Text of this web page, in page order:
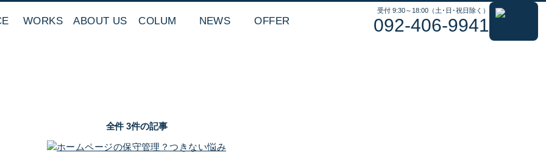
WORKS ABOUT US COLUM NEWS OFFER
受付 9:30～18:00（土･日･祝日除く）
092-406-9941
全件 3件の記事